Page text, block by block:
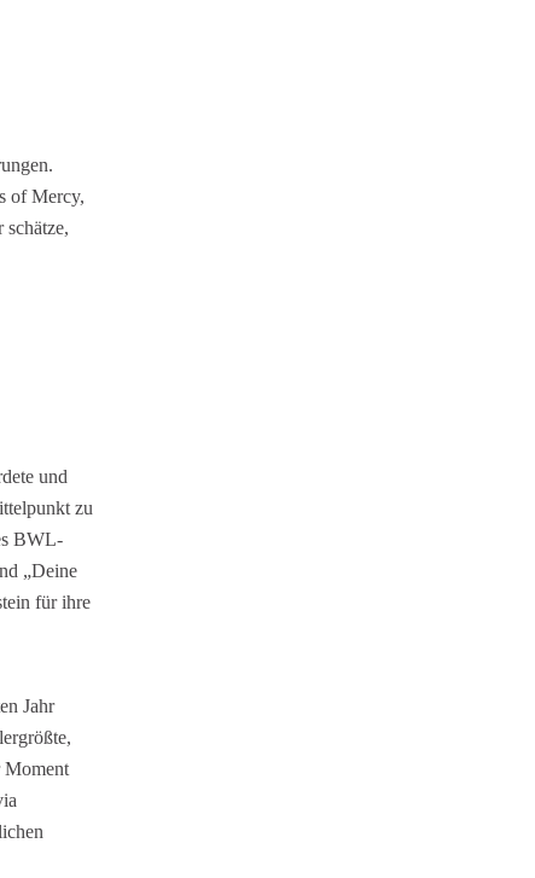
of Mercy,
und
zu
BWL-
„Deine
für ihre
Jahr
Moment